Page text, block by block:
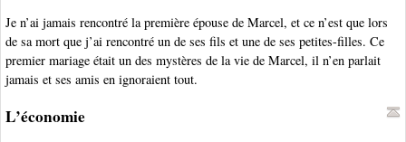
Je n’ai jamais rencontré la première épouse de Marcel, et ce n’est que lors
de sa mort que j’ai rencontré un de ses fils et une de ses petites-filles. Ce
premier mariage était un des mystères de la vie de Marcel, il n’en parlait
jamais et ses amis en ignoraient tout.
L’économie